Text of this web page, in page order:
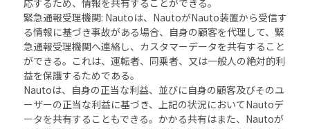
応するため、情報を共有することができる。
緊急通報受理機関: Nautoは、NautoがNauto装置から受信す
る情報に基づき事故がある場合、自身の顧客を代理して、緊
急通報受理機関へ連絡し、カスタマーデータを共有すること
ができる。これは、運転者、同乗者、又は一般人の絶対的利
益を保護するためである。
Nautoは、自身の正当な利益、並びに自身の顧客及びそのユ
ーザーの正当な利益に基づき、上記の状況においてNautoデ
ータを共有することもできる。かかる共有はまた、Nautoが